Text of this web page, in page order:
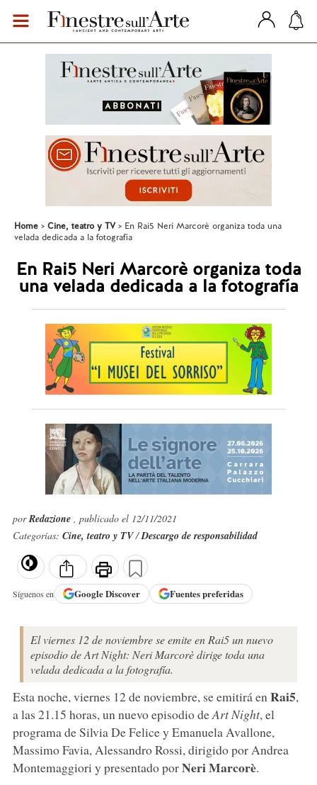
Home Cine, teatro y TV
En Rai5 Neri Marcorè organiza toda una
velada dedicada a la fotografía
En Rai5 Neri Marcorè organiza toda
una velada dedicada a la fotografía
porRedazione , publicado el 12/11/2021
Categorías: Cine, teatro y TV/Descargo de responsabilidad
Síguenos en GoogleDiscover Fuentes preferidas
El viernes 12 de noviembre se emite en Rai5 un nuevo
episodio de Art Night: Neri Marcorè dirige toda una
velada dedicada a la fotografía.
Esta noche, viernes 12 de noviembre, se emitirá en Rai5,
a las 21.15 horas, un nuevo episodio deArt Night, el
programa de Silvia De Felice y Emanuela Avallone,
Massimo Favia, Alessandro Rossi, dirigido por Andrea
Montemaggiori y presentado porNeri Marcorè.